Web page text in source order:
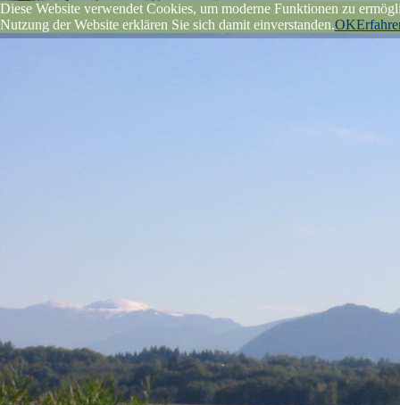
Diese Website verwendet Cookies, um moderne Funktionen zu
Nutzung der Website erklären Sie sich damit einverstanden.OK